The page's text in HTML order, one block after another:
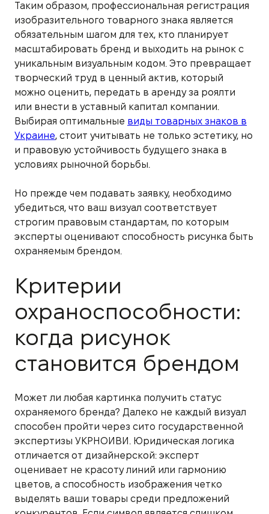
Таким образом, профессиональная регистрация
изобразительного товарного знака является
обязательным шагом для тех, кто планирует
масштабировать бренд и выходить на рынок с
уникальным визуальным кодом. Это превращает
творческий труд в ценный актив, который
можно оценить, передать в аренду за роялти
или внести в уставный капитал компании.
Выбирая оптимальные виды товарных знаков в
Украине, стоит учитывать не только эстетику, но
и правовую устойчивость будущего знака в
условиях рыночной борьбы.
Но прежде чем подавать заявку, необходимо
убедиться, что ваш визуал соответствует
строгим правовым стандартам, по которым
эксперты оценивают способность рисунка быть
охраняемым брендом.
Критерии
охраноспособности:
когда рисунок
становится брендом
Может ли любая картинка получить статус
охраняемого бренда? Далеко не каждый визуал
способен пройти через сито государственной
экспертизы УКРНОИВИ. Юридическая логика
отличается от дизайнерской: эксперт
оценивает не красоту линий или гармонию
цветов, а способность изображения четко
выделять ваши товары среди предложений